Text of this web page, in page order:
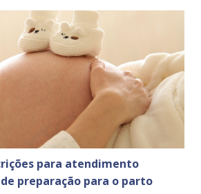
para atendimento
preparação para o parto